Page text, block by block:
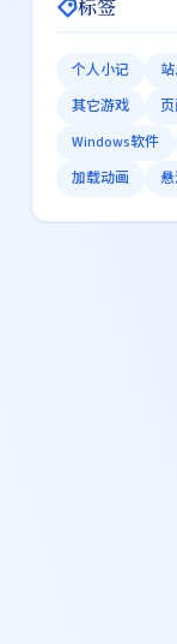
标签
个人小记
其它游戏
Windows软件
加载动画